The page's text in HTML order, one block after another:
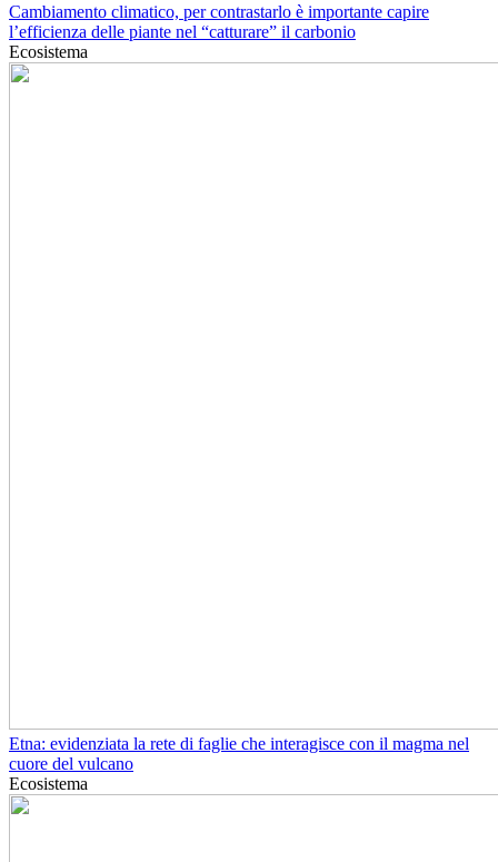
Cambiamento climatico, per contrastarlo è importante capire
l’efficienza delle piante nel “catturare” il carbonio
Ecosistema
Etna: evidenziata la rete di faglie che interagisce con il magma nel
cuore del vulcano
Ecosistema